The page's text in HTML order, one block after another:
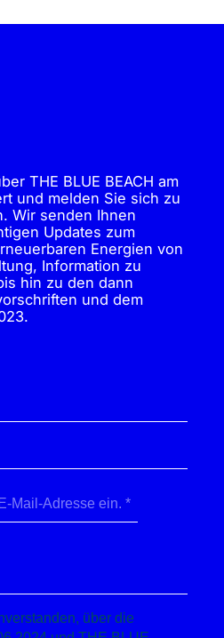
THE BLUE BEACH am
und melden Sie sich zu
Wir senden Ihnen
Updates zum
Energien von
Information zu
hin zu den dann
und dem
über die